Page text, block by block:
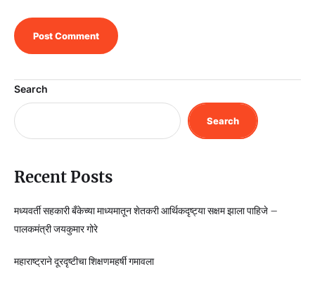
Search
Search
Recent Posts
मध्यवर्ती सहकारी बँकेच्या माध्यमातून शेतकरी आर्थिकदृष्ट्या सक्षम झाला पाहिजे –
पालकमंत्री जयकुमार गोरे
महाराष्ट्राने दूरदृष्टीचा शिक्षणमहर्षी गमावला